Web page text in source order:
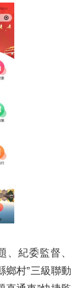
紀委監督、
鄉村”三級聯動